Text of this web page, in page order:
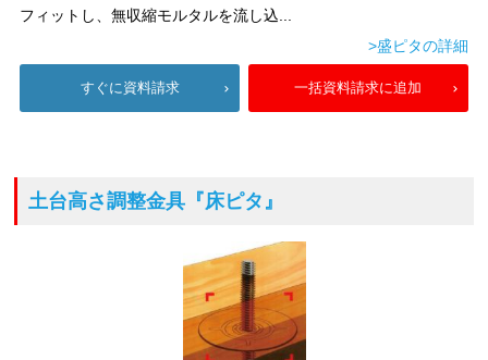
フィットし、無収縮モルタルを流し込...
>盛ピタの詳細
すぐに資料請求 一括資料請求に追加
土台高さ調整金具 『床ピタ』